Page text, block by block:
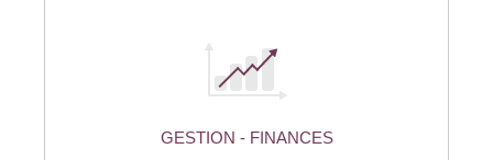
GESTION - FINANCES